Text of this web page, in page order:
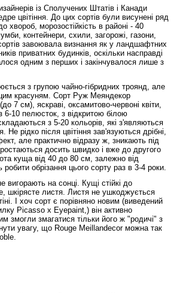
із Сполучених Штатів і Канади
цвітіння. До цих сортів були висунені ряд
хвороб, морозостійкість в районі - 40
контейнери, схили, загорожі, газони,
завоювала визнання як у ландшафтних
приватних будинків, оскільки насправді
одним з перших і закінчувалося лише з
з групою чайно-гібридних троянд, але
цим красуням. Сорт Руж Меяндекор
7 см), яскраві, оксамитово-червоні квіти,
10 пелюсток, з відкритою білою
з 5-20 кольорів, які з'являються
рідко після цвітіння зав'язуються дрібні,
але практично відразу ж, зникають під
досить швидко і вже до другого
куща від 40 до 80 см, залежно від
обрізання цього сорту раз в 3-4 роки.
на сонці. Кущі стійкі до
шкірясте листя. Листя не ушкоджується
І хоч сорт є порівняно новим (виведений
Picasso х Eyepaint,) він активно
змогли змагатися тільки його ж "родичі" з
увагу, що Rouge Meillandecor можна так